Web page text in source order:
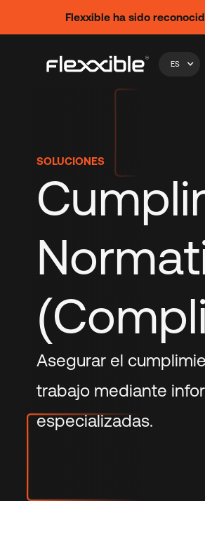
Flexxible ha sido
ES
SOLUCIONES
Asegurar el
trabajo mediante
especializadas.